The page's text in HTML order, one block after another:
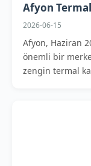
Afyon
2026-06-15
Afyon, Haziran
önemli bir
zengin termal